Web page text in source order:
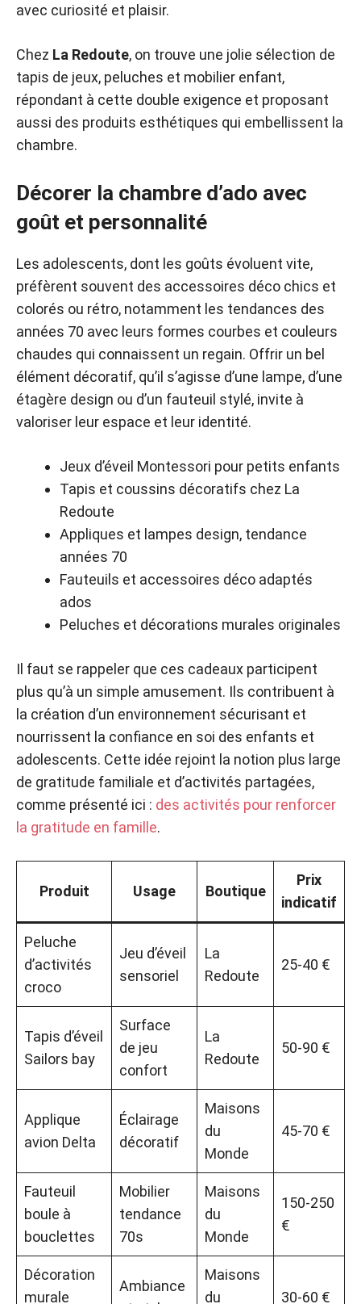
avec curiosité et plaisir.
Chez La Redoute, on trouve une jolie sélection de
tapis de jeux, peluches et mobilier enfant,
répondant à cette double exigence et proposant
aussi des produits esthétiques qui embellissent la
chambre.
Décorer la chambre d’ado avec
goût et personnalité
Les adolescents, dont les goûts évoluent vite,
préfèrent souvent des accessoires déco chics et
colorés ou rétro, notamment les tendances des
années 70 avec leurs formes courbes et couleurs
chaudes qui connaissent un regain. Offrir un bel
élément décoratif, qu’il s’agisse d’une lampe, d’une
étagère design ou d’un fauteuil stylé, invite à
valoriser leur espace et leur identité.
Jeux d’éveil Montessori pour petits enfants
Tapis et coussins décoratifs chez La
Redoute
Appliques et lampes design, tendance
années 70
Fauteuils et accessoires déco adaptés
ados
Peluches et décorations murales originales
Il faut se rappeler que ces cadeaux participent
plus qu’à un simple amusement. Ils contribuent à
la création d’un environnement sécurisant et
nourrissent la confiance en soi des enfants et
adolescents. Cette idée rejoint la notion plus large
de gratitude familiale et d’activités partagées,
comme présenté ici : des activités pour renforcer
la gratitude en famille.
Produit Usage Boutique
Prix
indicatif
Peluche
d’activités
croco
Jeu d’éveil
sensoriel
La
Redoute
25-40 €
Tapis d’éveil
Sailors bay
Surface
de jeu
confort
La
Redoute
50-90 €
Applique
avion Delta
Éclairage
décoratif
Maisons
du
Monde
45-70 €
Fauteuil
boule à
bouclettes
Mobilier
tendance
70s
Maisons
du
Monde
150-250
€
Décoration
murale
Ambiance
Maisons
du
30-60 €